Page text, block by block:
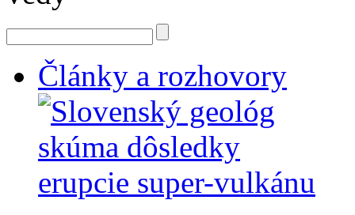
Články a rozhovory